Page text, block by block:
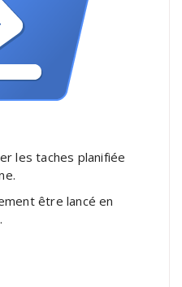
les taches planifiée
être lancé en